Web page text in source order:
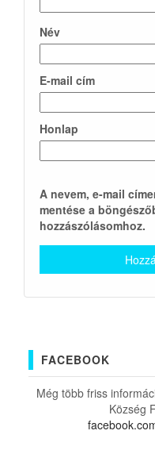
Név
E-mail cím
Honlap
A nevem, e-mail
mentése a
hozzászólásomhoz.
FACEBOOK
Még több friss
Község